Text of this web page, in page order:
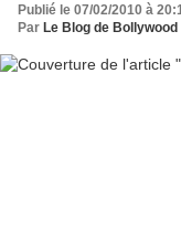
Publié le 07/02/2010 à
Par Le Blog de Bollywood